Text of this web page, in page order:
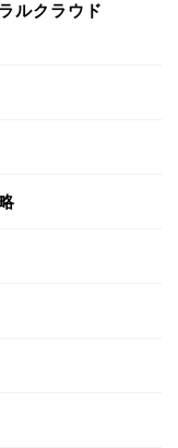
ルクラウド